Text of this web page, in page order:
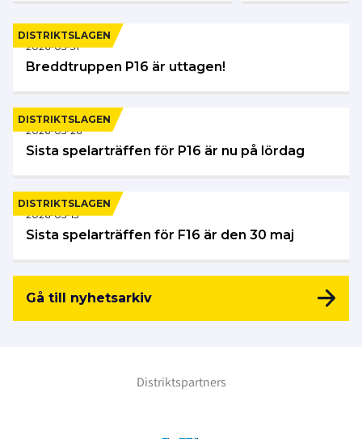
DISTRIKTSLAGEN
2026-05-31
Breddtruppen P16 är uttagen!
DISTRIKTSLAGEN
2026-05-26
Sista spelarträffen för P16 är nu på lördag
DISTRIKTSLAGEN
2026-05-13
Sista spelarträffen för F16 är den 30 maj
Gå till nyhetsarkiv
Distriktspartners